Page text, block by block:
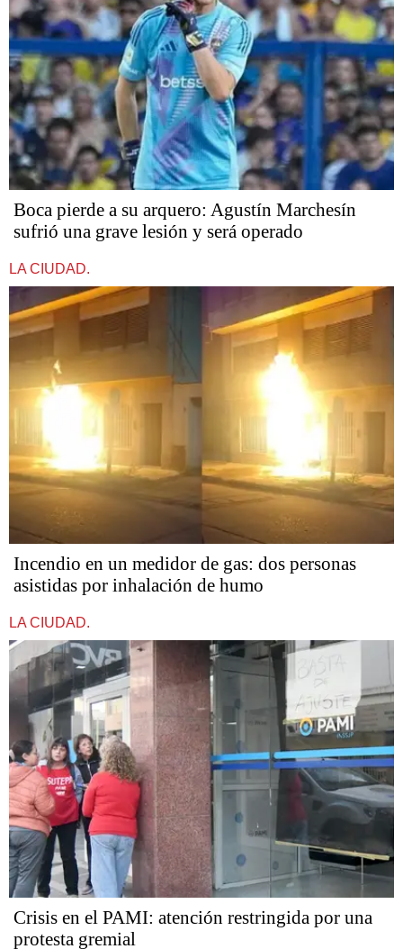
Boca pierde a su arquero: Agustín Marchesín
sufrió una grave lesión y será operado
LA CIUDAD.
Incendio en un medidor de gas: dos personas
asistidas por inhalación de humo
LA CIUDAD.
Crisis en el PAMI: atención restringida por una
protesta gremial